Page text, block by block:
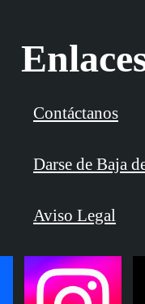
Contáctanos
Darse de Baja
Aviso Legal